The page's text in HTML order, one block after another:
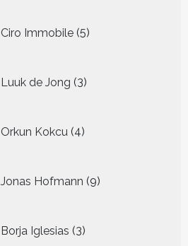
Ciro Immobile 5
producten
Luuk de Jong 3
producten
Orkun Kokcu 4
producten
Jonas Hofmann 9
producten
Borja Iglesias 3
producten